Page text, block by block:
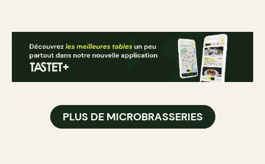
PLUS DE MICROBRASSERIES